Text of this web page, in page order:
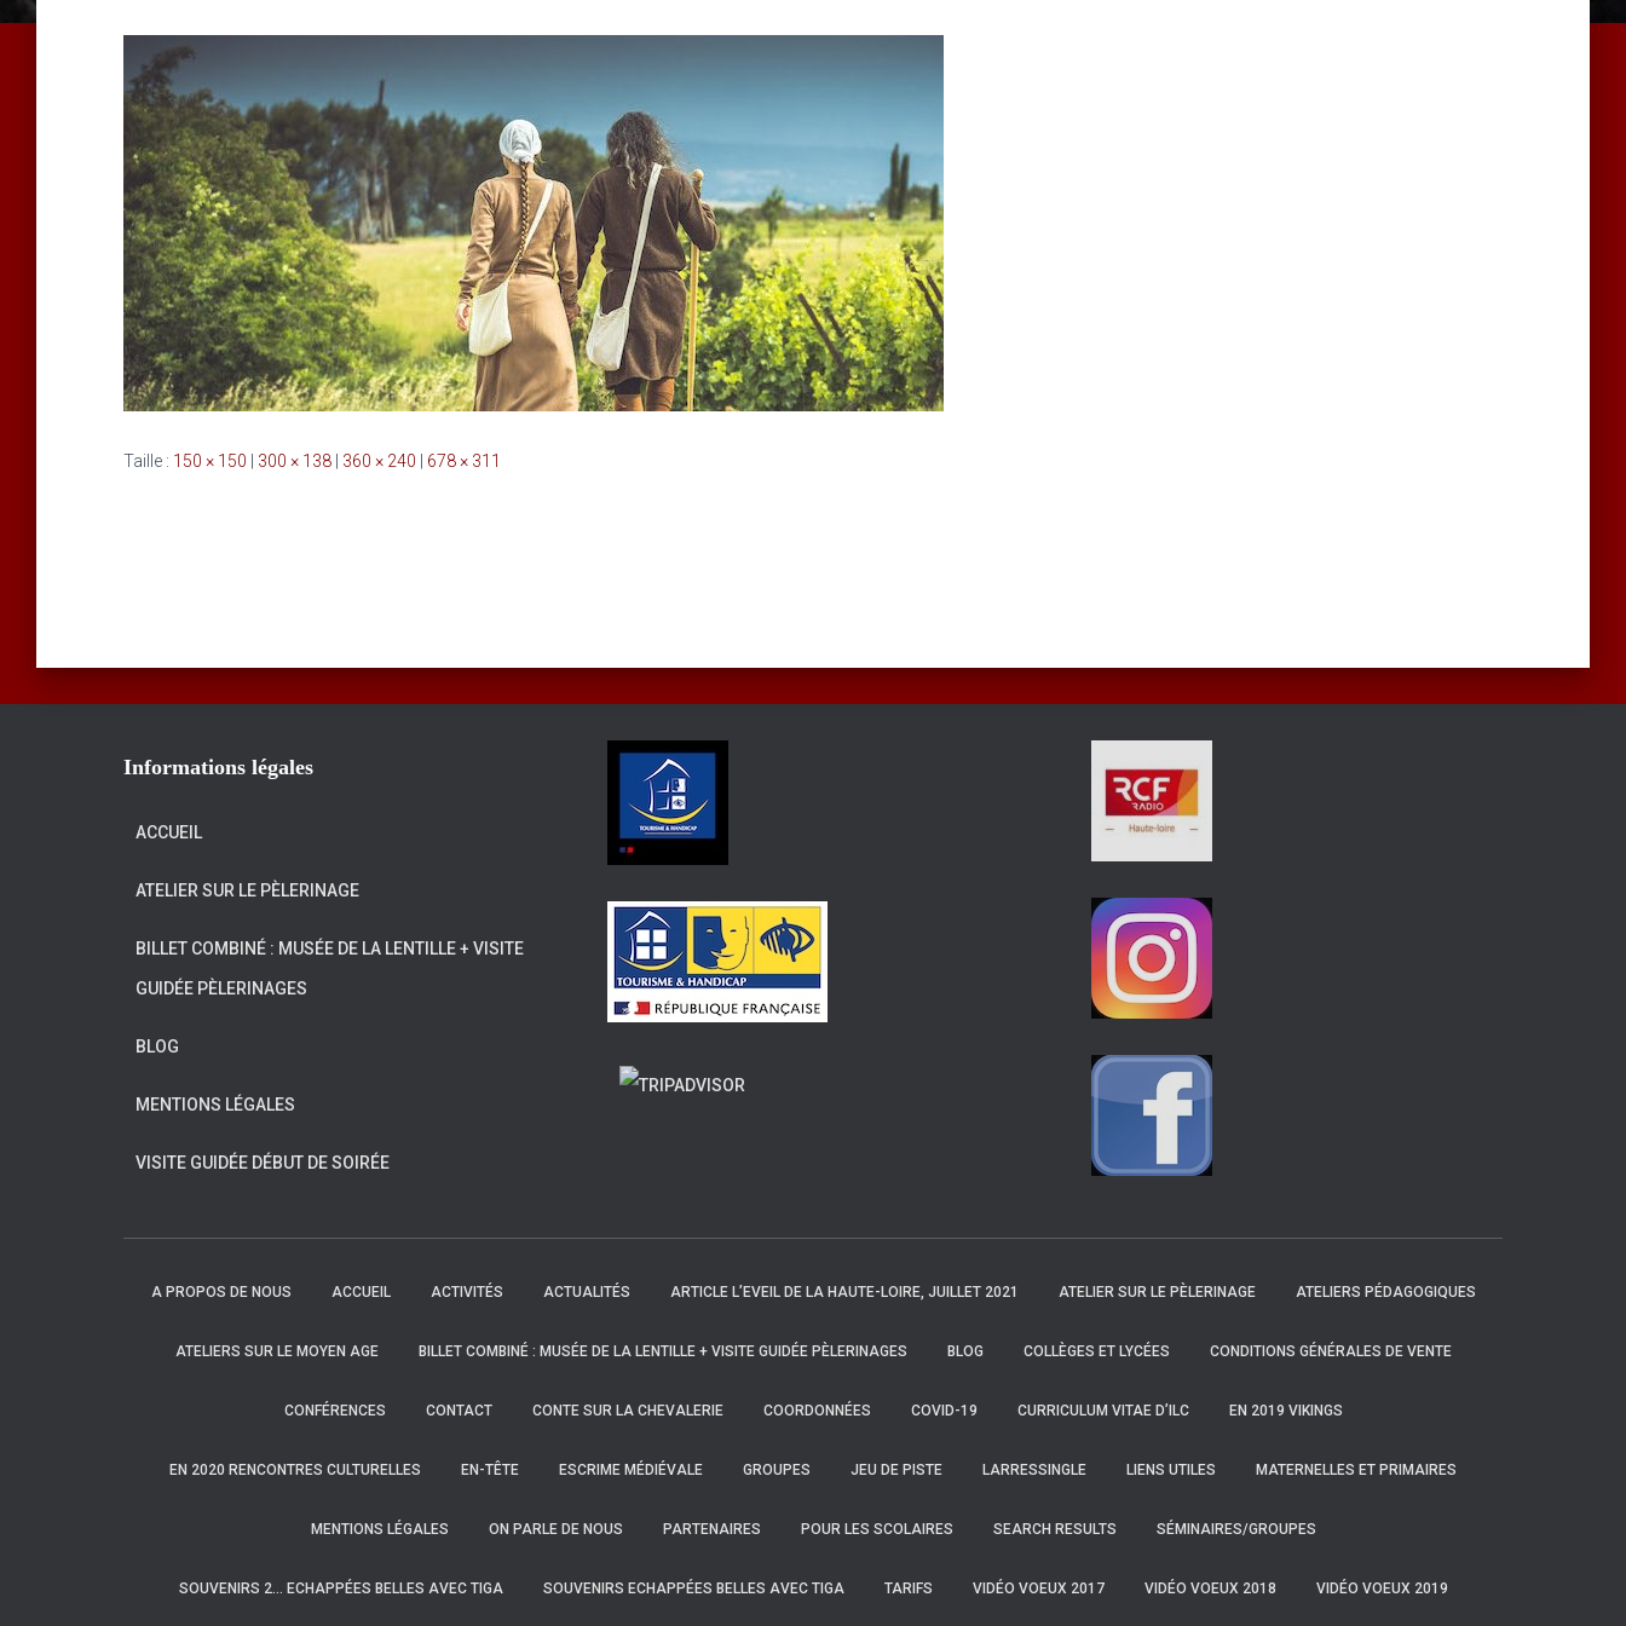
Taille : 150 × 150 300 × 138 360 × 240 678 × 311
Informations légales
ACCUEIL
ATELIER SUR LE PÈLERINAGE
BILLET COMBINÉ : MUSÉE DE LA LENTILLE + VISITE
GUIDÉE PÈLERINAGES
BLOG
MENTIONS LÉGALES
VISITE GUIDÉE DÉBUT DE SOIRÉE
A PROPOS DE NOUS ACCUEIL ACTIVITÉS ACTUALITÉS ARTICLE L’EVEIL DE LA HAUTE-LOIRE, JUILLET 2021 ATELIER SUR LE PÈLERINAGE ATELIERS PÉDAGOGIQUES
ATELIERS SUR LE MOYEN AGE BILLET COMBINÉ : MUSÉE DE LA LENTILLE + VISITE GUIDÉE PÈLERINAGES BLOG COLLÈGES ET LYCÉES CONDITIONS GÉNÉRALES DE VENTE
CONFÉRENCES CONTACT CONTE SUR LA CHEVALERIE COORDONNÉES COVID-19 CURRICULUM VITAE D’ILC EN 2019 VIKINGS
EN 2020 RENCONTRES CULTURELLES EN-TÊTE ESCRIME MÉDIÉVALE GROUPES JEU DE PISTE LARRESSINGLE LIENS UTILES MATERNELLES ET PRIMAIRES
MENTIONS LÉGALES ON PARLE DE NOUS PARTENAIRES POUR LES SCOLAIRES SEARCH RESULTS SÉMINAIRES/GROUPES
SOUVENIRS 2… ECHAPPÉES BELLES AVEC TIGA SOUVENIRS ECHAPPÉES BELLES AVEC TIGA TARIFS VIDÉO VOEUX 2017 VIDÉO VOEUX 2018 VIDÉO VOEUX 2019